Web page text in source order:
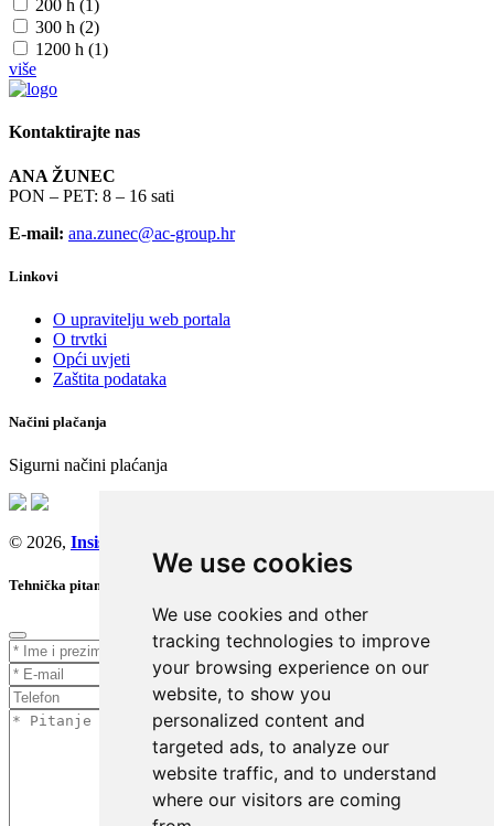
We use cookies
We use cookies and other
tracking technologies to improve
your browsing experience on our
website, to show you
personalized content and
targeted ads, to analyze our
website traffic, and to understand
where our visitors are coming
200 h (1)
300 h (2)
1200 h (1)
više
Kontaktirajte nas
ANA ŽUNEC
PON – PET: 8 – 16 sati
E-mail: ana.zunec@ac-group.hr
Linkovi
O upravitelju web portala
O trvtki
Opći uvjeti
Zaštita podataka
Načini plačanja
Sigurni načini plaćanja
© 2026, Insist d.o.o.
Tehnička pitanja